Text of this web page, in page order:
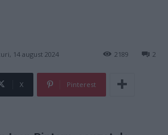
14 august 2024 2
2189
X Pinterest